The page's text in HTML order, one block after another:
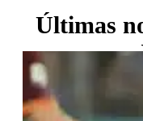
Últimas